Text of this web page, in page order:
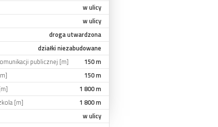
w ulicy
w ulicy
droga utwardzona
działki niezabudowane
publicznej [m]
150 m
150 m
1 800 m
[m]
1 800 m
w ulicy